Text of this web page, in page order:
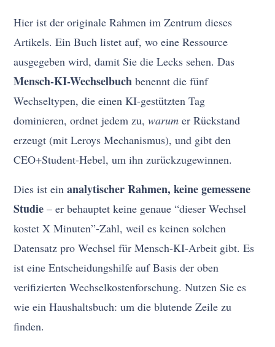
Hier ist der originale Rahmen im Zentrum dieses
Artikels. Ein Buch listet auf, wo eine Ressource
ausgegeben wird, damit Sie die Lecks sehen. Das
Mensch-KI-Wechselbuch benennt die fünf
Wechseltypen, die einen KI-gestützten Tag
dominieren, ordnet jedem zu,warum er Rückstand
erzeugt (mit Leroys Mechanismus), und gibt den
CEO+Student-Hebel, um ihn zurückzugewinnen.
Dies ist einanalytischer Rahmen, keine gemessene
Studie – er behauptet keine genaue “dieser Wechsel
kostet X Minuten”-Zahl, weil es keinen solchen
Datensatz pro Wechsel für Mensch-KI-Arbeit gibt. Es
ist eine Entscheidungshilfe auf Basis der oben
verifizierten Wechselkostenforschung. Nutzen Sie es
wie ein Haushaltsbuch: um die blutende Zeile zu
finden.